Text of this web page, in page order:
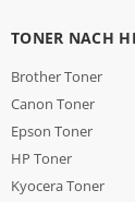
TONER NACH
Brother Toner
Canon Toner
Epson Toner
HP Toner
Kyocera Toner